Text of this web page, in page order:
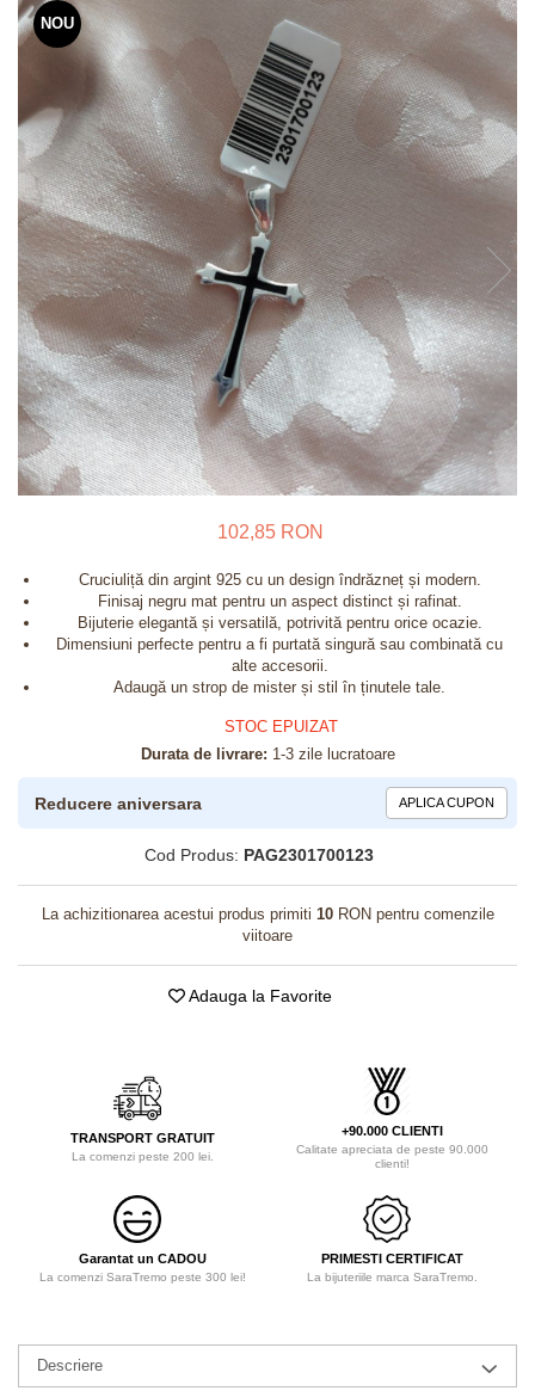
Bijuterii pentru barbati
Lanturi
Bratari
Talismane
Verighete
Bijuterii din argint placate cu aur
24K
NOU
102,85 RON
Cruciuliță din argint 925 cu un design îndrăzneț și modern.
Finisaj negru mat pentru un aspect distinct și rafinat.
Bijuterie elegantă și versatilă, potrivită pentru orice ocazie.
Dimensiuni perfecte pentru a fi purtată singură sau combinată cu
alte accesorii.
Adaugă un strop de mister și stil în ținutele tale.
STOC EPUIZAT
Durata de livrare: 1-3 zile lucratoare
Reducere aniversara APLICA CUPON
Cod Produs: PAG2301700123
La achizitionarea acestui produs primiti 10RON pentru comenzile
viitoare
Adauga la Favorite
TRANSPORT GRATUIT
La comenzi peste 200 lei.
+90.000 CLIENTI
Calitate apreciata de peste 90.000
clienti!
Garantat un CADOU
La comenzi SaraTremo peste 300 lei!
PRIMESTI CERTIFICAT
La bijuteriile marca SaraTremo.
Descriere